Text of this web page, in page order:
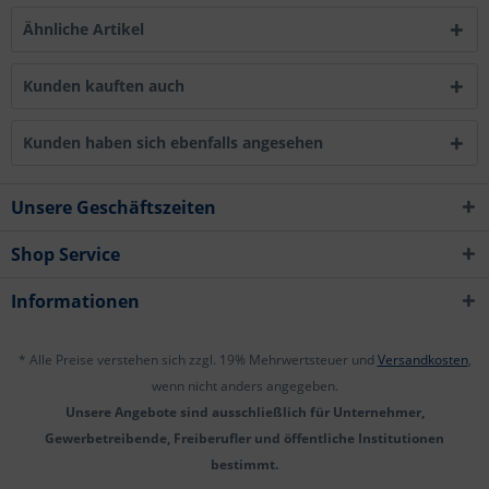
Ähnliche Artikel
Kunden kauften auch
Kunden haben sich ebenfalls angesehen
Unsere Geschäftszeiten
Shop Service
Informationen
* Alle Preise verstehen sich zzgl. 19% Mehrwertsteuer und Versandkosten,
wenn nicht anders angegeben.
Unsere Angebote sind ausschließlich für Unternehmer,
Gewerbetreibende, Freiberufler und öffentliche Institutionen
bestimmt.